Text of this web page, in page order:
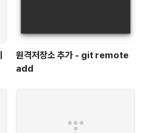
원격저장소 추가 - git remote
add